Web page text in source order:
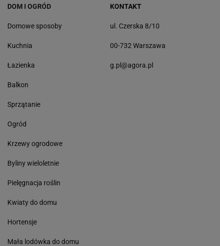
DOM I OGRÓD
Domowe sposoby
Kuchnia
Łazienka
Balkon
Sprzątanie
Ogród
Krzewy ogrodowe
Byliny wieloletnie
Pielęgnacja roślin
Kwiaty do domu
Hortensje
Mała lodówka do domu
KONTAKT
ul. Czerska 8/10
00-732 Warszawa
g.pl@agora.pl